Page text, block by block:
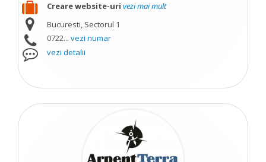
Creare website-uri vezi mai mult
Bucuresti, Sectorul 1
0722... vezi numar
vezi detalii